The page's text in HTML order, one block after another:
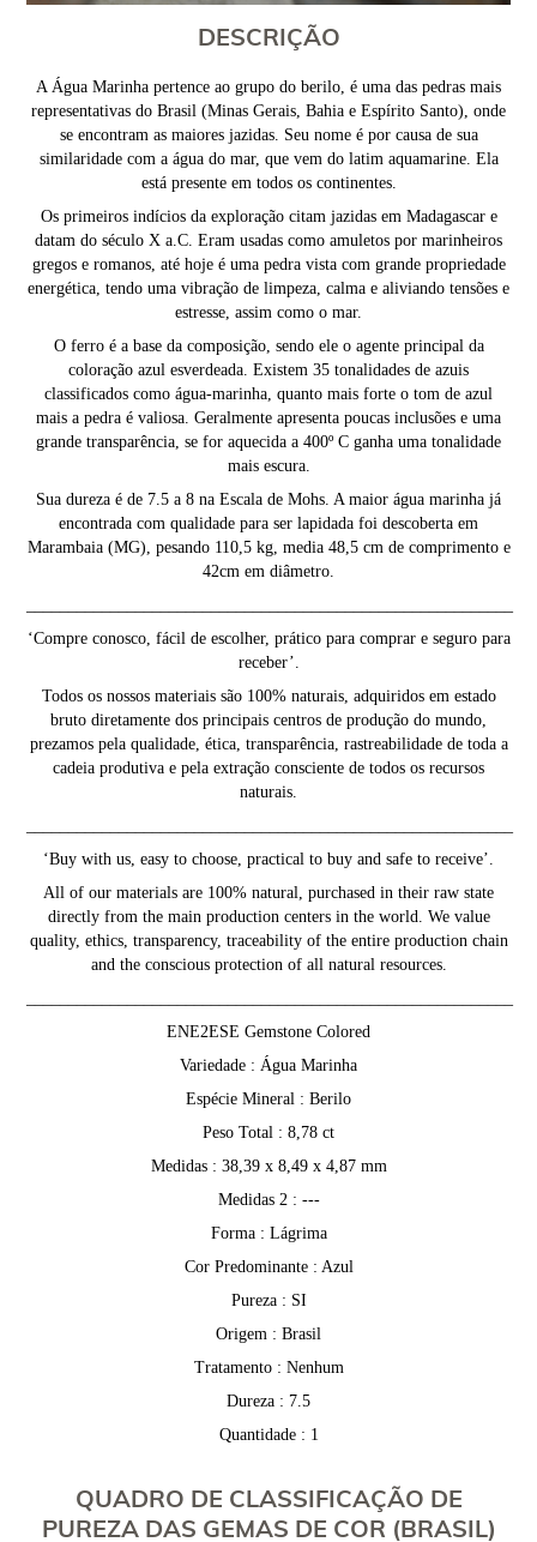
DESCRIÇÃO
A Água Marinha pertence ao grupo do berilo, é uma das pedras mais
representativas do Brasil (Minas Gerais, Bahia e Espírito Santo), onde
se encontram as maiores jazidas. Seu nome é por causa de sua
similaridade com a água do mar, que vem do latim aquamarine. Ela
está presente em todos os continentes.
Os primeiros indícios da exploração citam jazidas em Madagascar e
datam do século X a.C. Eram usadas como amuletos por marinheiros
gregos e romanos, até hoje é uma pedra vista com grande propriedade
energética, tendo uma vibração de limpeza, calma e aliviando tensões e
estresse, assim como o mar.
O ferro é a base da composição, sendo ele o agente principal da
coloração azul esverdeada. Existem 35 tonalidades de azuis
classificados como água-marinha, quanto mais forte o tom de azul
mais a pedra é valiosa. Geralmente apresenta poucas inclusões e uma
grande transparência, se for aquecida a 400º C ganha uma tonalidade
mais escura.
Sua dureza é de 7.5 a 8 na Escala de Mohs. A maior água marinha já
encontrada com qualidade para ser lapidada foi descoberta em
Marambaia (MG), pesando 110,5 kg, media 48,5 cm de comprimento e
42cm em diâmetro.
‘Compre conosco, fácil de escolher, prático para comprar e seguro para
receber’.
Todos os nossos materiais são 100% naturais, adquiridos em estado
bruto diretamente dos principais centros de produção do mundo,
prezamos pela qualidade, ética, transparência, rastreabilidade de toda a
cadeia produtiva e pela extração consciente de todos os recursos
naturais.
‘Buy with us, easy to choose, practical to buy and safe to receive’.
All of our materials are 100% natural, purchased in their raw state
directly from the main production centers in the world. We value
quality, ethics, transparency, traceability of the entire production chain
and the conscious protection of all natural resources.
ENE2ESE Gemstone Colored
Variedade : Água Marinha
Espécie Mineral : Berilo
Peso Total : 8,78 ct
Medidas : 38,39 x 8,49 x 4,87 mm
Medidas 2 : ---
Forma : Lágrima
Cor Predominante : Azul
Pureza : SI
Origem : Brasil
Tratamento : Nenhum
Dureza : 7.5
Quantidade : 1
QUADRO DE CLASSIFICAÇÃO DE
PUREZA DAS GEMAS DE COR (BRASIL)